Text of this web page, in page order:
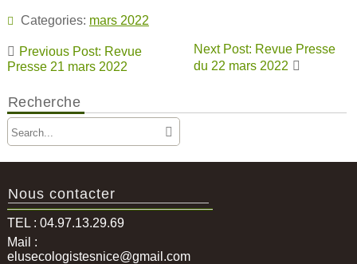
Categories: mars 2022
Navigation
de
Previous Post: Revue
Presse 21 mars 2022
Next Post: Revue Presse
du 22 mars 2022
Recherche
Nous contacter
TEL : 04.97.13.29.69
Mail :
elusecologistesnice@gmail.com